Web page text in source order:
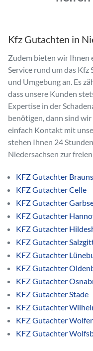
Kfz Gutachten in
Zudem bieten wir
Service rund um das
und Umgebung an. Es
dass unsere Kunden
Expertise in der
benötigen, dann sind
einfach Kontakt mit
stehen Ihnen 24
Niedersachsen zur
KFZ Gutachter
KFZ Gutachter Celle
KFZ Gutachter
KFZ Gutachter
KFZ Gutachter
KFZ Gutachter
KFZ Gutachter
KFZ Gutachter
KFZ Gutachter
KFZ Gutachter Stade
KFZ Gutachter
KFZ Gutachter
KFZ Gutachter